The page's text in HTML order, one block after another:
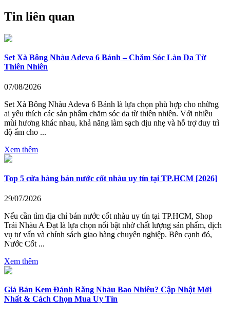
Tin liên quan
Set Xà Bông Nhàu Adeva 6 Bánh – Chăm Sóc Làn Da Từ
Thiên Nhiên
07/08/2026
Set Xà Bông Nhàu Adeva 6 Bánh là lựa chọn phù hợp cho những
ai yêu thích các sản phẩm chăm sóc da từ thiên nhiên. Với nhiều
mùi hương khác nhau, khả năng làm sạch dịu nhẹ và hỗ trợ duy trì
độ ẩm cho ...
Xem thêm
Top 5 cửa hàng bán nước cốt nhàu uy tín tại TP.HCM [2026]
29/07/2026
Nếu cần tìm địa chỉ bán nước cốt nhàu uy tín tại TP.HCM, Shop
Trái Nhàu A Đạt là lựa chọn nổi bật nhờ chất lượng sản phẩm, dịch
vụ tư vấn và chính sách giao hàng chuyên nghiệp. Bên cạnh đó,
Nước Cốt ...
Xem thêm
Giá Bán Kem Đánh Răng Nhàu Bao Nhiêu? Cập Nhật Mới
Nhất & Cách Chọn Mua Uy Tín